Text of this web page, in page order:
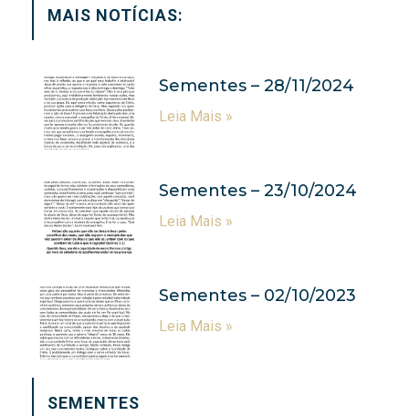
MAIS NOTÍCIAS:
Sementes – 28/11/2024
Leia Mais »
Sementes – 23/10/2024
Leia Mais »
Sementes – 02/10/2023
Leia Mais »
SEMENTES